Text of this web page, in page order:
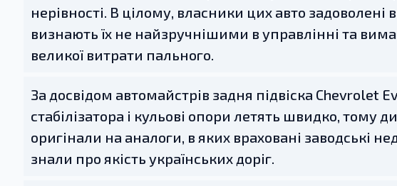
нерівності. В цілому, власники цих авто
визнають їх не найзручнішими в управлінні та
великої витрати пального.
За досвідом автомайстрів задня підвіска Chevrolet
стабілізатора і кульові опори летять швидко, тому
оригінали на аналоги, в яких враховані заводські
знали про якість українських доріг.